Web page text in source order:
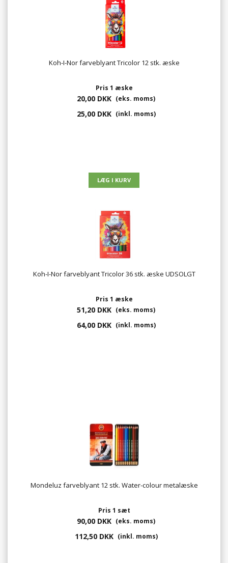
Koh-I-Nor farveblyant Tricolor 12 stk. æske
Pris 1 æske
20,00 DKK (eks. moms)
25,00 DKK (inkl. moms)
Koh-I-Nor farveblyant Tricolor 36 stk. æske UDSOLGT
Pris 1 æske
51,20 DKK (eks. moms)
64,00 DKK (inkl. moms)
Mondeluz farveblyant 12 stk. Water-colour metalæske
Pris 1 sæt
90,00 DKK (eks. moms)
112,50 DKK (inkl. moms)